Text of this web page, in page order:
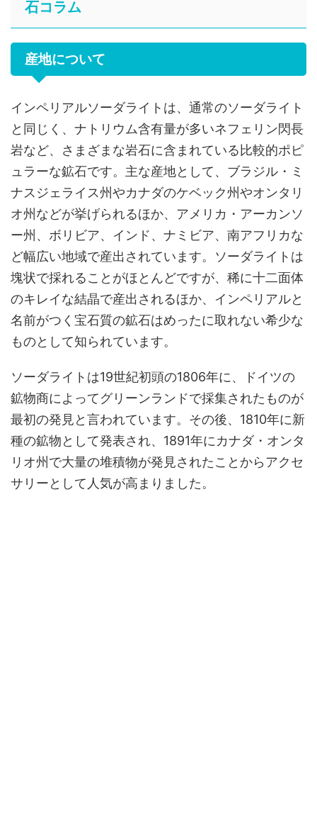
石コラム
産地について
インペリアルソーダライトは、通常のソーダライト
と同じく、ナトリウム含有量が多いネフェリン閃長
岩など、さまざまな岩石に含まれている比較的ポピ
ュラーな鉱石です。主な産地として、ブラジル・ミ
ナスジェライス州やカナダのケベック州やオンタリ
オ州などが挙げられるほか、アメリカ・アーカンソ
ー州、ボリビア、インド、ナミビア、南アフリカな
ど幅広い地域で産出されています。ソーダライトは
塊状で採れることがほとんどですが、稀に十二面体
のキレイな結晶で産出されるほか、インペリアルと
名前がつく宝石質の鉱石はめったに取れない希少な
ものとして知られています。
ソーダライトは19世紀初頭の1806年に、ドイツの
鉱物商によってグリーンランドで採集されたものが
最初の発見と言われています。その後、1810年に新
種の鉱物として発表され、1891年にカナダ・オンタ
リオ州で大量の堆積物が発見されたことからアクセ
サリーとして人気が高まりました。